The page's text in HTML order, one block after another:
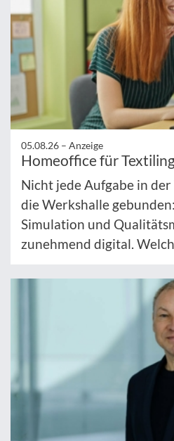
05.08.26 – Anzeige
Homeoffice für
Nicht jede Aufgabe in
die Werkshalle
Simulation und
zunehmend digital.